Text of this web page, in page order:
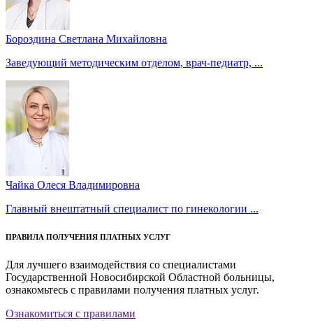
Бороздина Светлана Михайловна
Заведующий методическим отделом, врач-педиатр, ...
Чайка Олеся Владимировна
Главный внештатный специалист по гинекологии ...
ПРАВИЛА ПОЛУЧЕНИЯ ПЛАТНЫХ УСЛУГ
Для лучшего взаимодействия со специалистами
Государственной Новосибирской Областной больницы,
ознакомьтесь с правилами получения платных услуг.
Ознакомиться с правилами